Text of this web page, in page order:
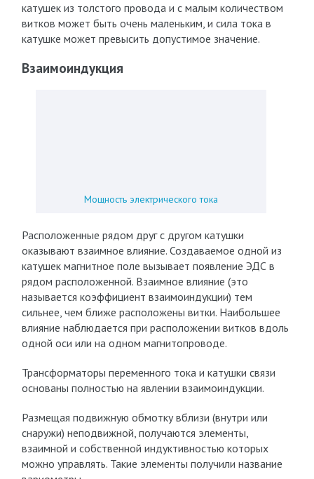
катушек из толстого провода и с малым количеством
витков может быть очень маленьким, и сила тока в
катушке может превысить допустимое значение.
Взаимоиндукция
Мощность электрического тока
Расположенные рядом друг с другом катушки
оказывают взаимное влияние. Создаваемое одной из
катушек магнитное поле вызывает появление ЭДС в
рядом расположенной. Взаимное влияние (это
называется коэффициент взаимоиндукции) тем
сильнее, чем ближе расположены витки. Наибольшее
влияние наблюдается при расположении витков вдоль
одной оси или на одном магнитопроводе.
Трансформаторы переменного тока и катушки связи
основаны полностью на явлении взаимоиндукции.
Размещая подвижную обмотку вблизи (внутри или
снаружи) неподвижной, получаются элементы,
взаимной и собственной индуктивностью которых
можно управлять. Такие элементы получили название